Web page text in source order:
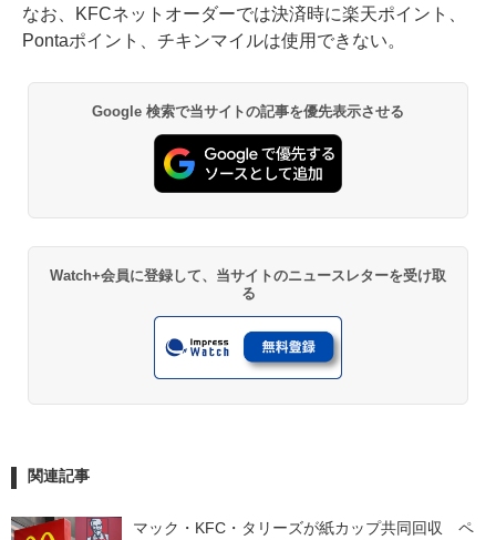
なお、KFCネットオーダーでは決済時に楽天ポイント、
Pontaポイント、チキンマイルは使用できない。
Google 検索で当サイトの記事を優先表示させる
Watch+会員に登録して、当サイトのニュースレターを受け取
る
関連記事
マック・KFC・タリーズが紙カップ共同回収　ペ